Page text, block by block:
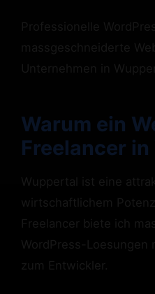
Warum ein
Freelancer